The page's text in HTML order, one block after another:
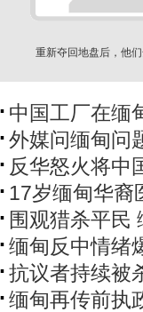
重新夺回地盘后，他
中国工厂在缅
外媒问缅甸问
反华怒火将中
17岁缅甸华裔
围观猎杀平民
缅甸反中情绪
抗议者持续被
缅甸再传前执